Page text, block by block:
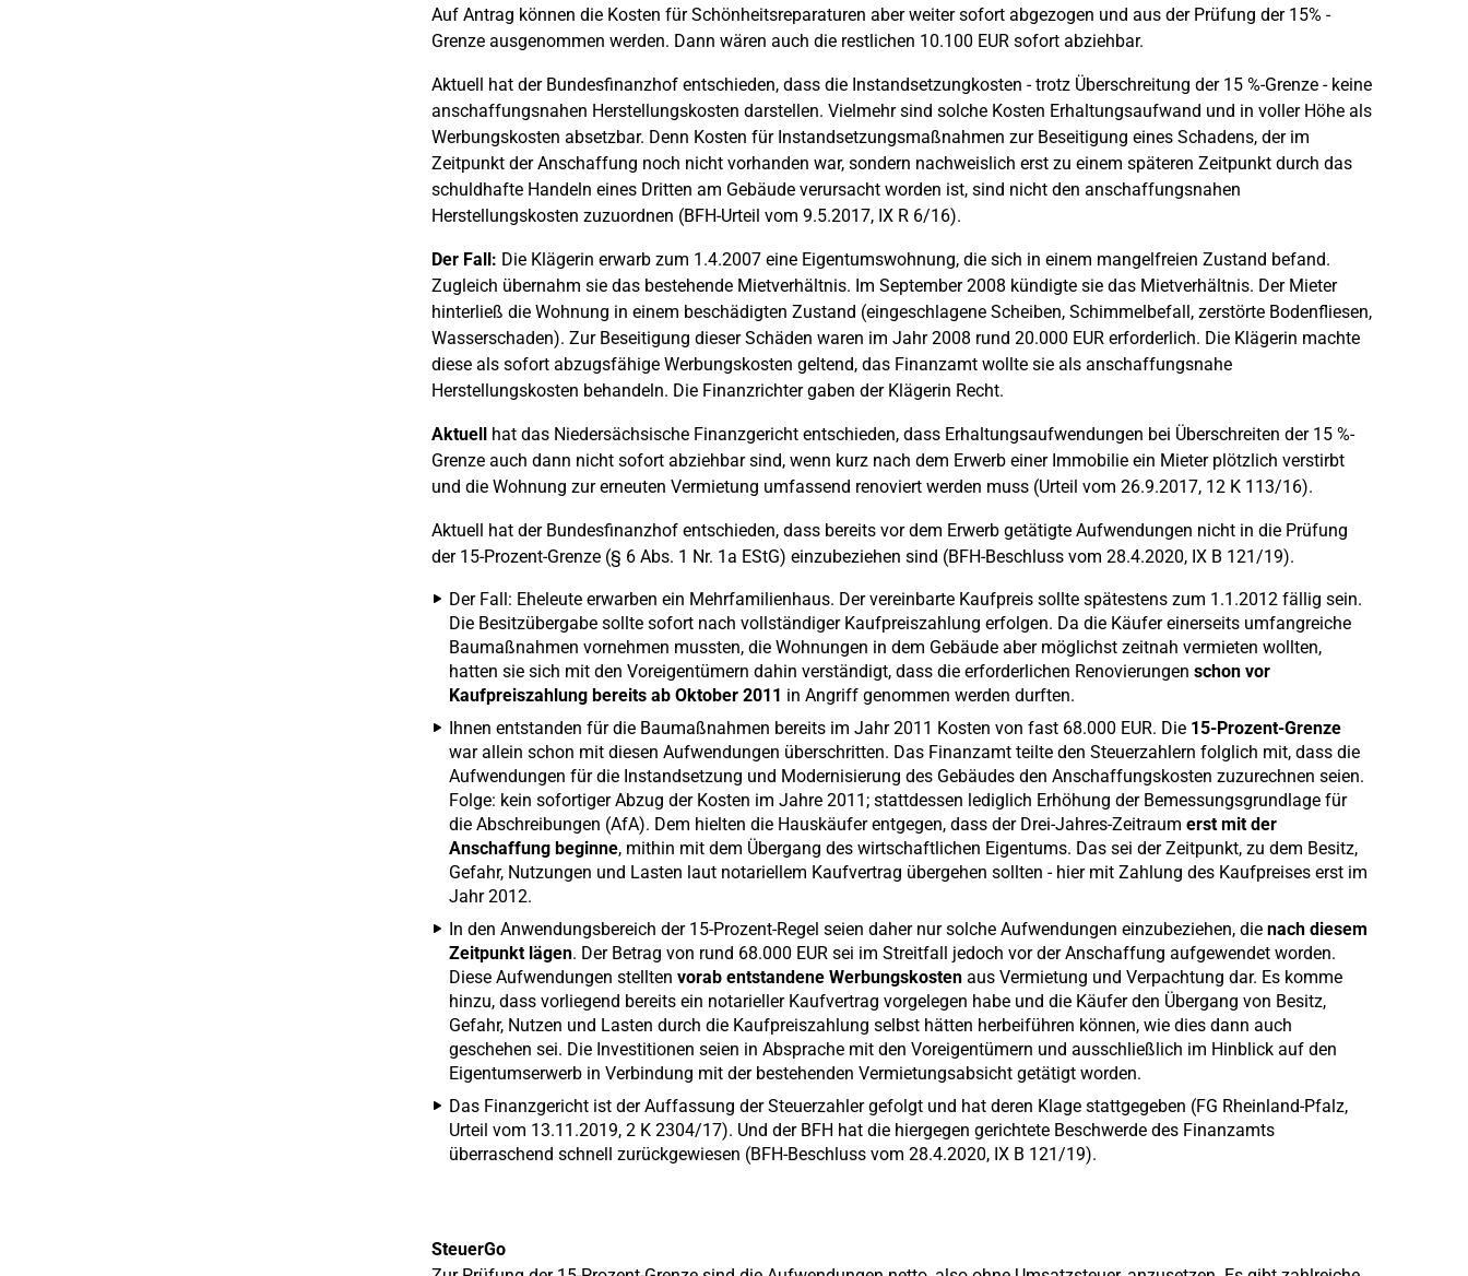
Auf Antrag können die Kosten für Schönheitsreparaturen aber weiter sofort abgezogen und aus der Prüfung der 15% -
Grenze ausgenommen werden. Dann wären auch die restlichen 10.100 EUR sofort abziehbar.
Aktuell hat der Bundesfinanzhof entschieden, dass die Instandsetzungkosten - trotz Überschreitung der 15 %-Grenze - keine
anschaffungsnahen Herstellungskosten darstellen. Vielmehr sind solche Kosten Erhaltungsaufwand und in voller Höhe als
Werbungskosten absetzbar. Denn Kosten für Instandsetzungsmaßnahmen zur Beseitigung eines Schadens, der im
Zeitpunkt der Anschaffung noch nicht vorhanden war, sondern nachweislich erst zu einem späteren Zeitpunkt durch das
schuldhafte Handeln eines Dritten am Gebäude verursacht worden ist, sind nicht den anschaffungsnahen
Herstellungskosten zuzuordnen (BFH-Urteil vom 9.5.2017, IX R 6/16).
Der Fall: Die Klägerin erwarb zum 1.4.2007 eine Eigentumswohnung, die sich in einem mangelfreien Zustand befand.
Zugleich übernahm sie das bestehende Mietverhältnis. Im September 2008 kündigte sie das Mietverhältnis. Der Mieter
hinterließ die Wohnung in einem beschädigten Zustand (eingeschlagene Scheiben, Schimmelbefall, zerstörte Bodenfliesen,
Wasserschaden). Zur Beseitigung dieser Schäden waren im Jahr 2008 rund 20.000 EUR erforderlich. Die Klägerin machte
diese als sofort abzugsfähige Werbungskosten geltend, das Finanzamt wollte sie als anschaffungsnahe
Herstellungskosten behandeln. Die Finanzrichter gaben der Klägerin Recht.
Aktuellhat das Niedersächsische Finanzgericht entschieden, dass Erhaltungsaufwendungen bei Überschreiten der 15 %-
Grenze auch dann nicht sofort abziehbar sind, wenn kurz nach dem Erwerb einer Immobilie ein Mieter plötzlich verstirbt
und die Wohnung zur erneuten Vermietung umfassend renoviert werden muss (Urteil vom 26.9.2017, 12 K 113/16).
Aktuell hat der Bundesfinanzhof entschieden, dass bereits vor dem Erwerb getätigte Aufwendungen nicht in die Prüfung
der 15-Prozent-Grenze (§ 6 Abs. 1 Nr. 1a EStG) einzubeziehen sind (BFH-Beschluss vom 28.4.2020, IX B 121/19).
Der Fall: Eheleute erwarben ein Mehrfamilienhaus. Der vereinbarte Kaufpreis sollte spätestens zum 1.1.2012 fällig sein.
Die Besitzübergabe sollte sofort nach vollständiger Kaufpreiszahlung erfolgen. Da die Käufer einerseits umfangreiche
Baumaßnahmen vornehmen mussten, die Wohnungen in dem Gebäude aber möglichst zeitnah vermieten wollten,
hatten sie sich mit den Voreigentümern dahin verständigt, dass die erforderlichen Renovierungen schon vor
Kaufpreiszahlung bereits ab Oktober 2011 in Angriff genommen werden durften.
Ihnen entstanden für die Baumaßnahmen bereits im Jahr 2011 Kosten von fast 68.000 EUR. Die 15-Prozent-Grenze
war allein schon mit diesen Aufwendungen überschritten. Das Finanzamt teilte den Steuerzahlern folglich mit, dass die
Aufwendungen für die Instandsetzung und Modernisierung des Gebäudes den Anschaffungskosten zuzurechnen seien.
Folge: kein sofortiger Abzug der Kosten im Jahre 2011; stattdessen lediglich Erhöhung der Bemessungsgrundlage für
die Abschreibungen (AfA). Dem hielten die Hauskäufer entgegen, dass der Drei-Jahres-Zeitraum erst mit der
Anschaffung beginne, mithin mit dem Übergang des wirtschaftlichen Eigentums. Das sei der Zeitpunkt, zu dem Besitz,
Gefahr, Nutzungen und Lasten laut notariellem Kaufvertrag übergehen sollten - hier mit Zahlung des Kaufpreises erst im
Jahr 2012.
In den Anwendungsbereich der 15-Prozent-Regel seien daher nur solche Aufwendungen einzubeziehen, die nach diesem
Zeitpunkt lägen. Der Betrag von rund 68.000 EUR sei im Streitfall jedoch vor der Anschaffung aufgewendet worden.
Diese Aufwendungen stellten vorab entstandene Werbungskostenaus Vermietung und Verpachtung dar. Es komme
hinzu, dass vorliegend bereits ein notarieller Kaufvertrag vorgelegen habe und die Käufer den Übergang von Besitz,
Gefahr, Nutzen und Lasten durch die Kaufpreiszahlung selbst hätten herbeiführen können, wie dies dann auch
geschehen sei. Die Investitionen seien in Absprache mit den Voreigentümern und ausschließlich im Hinblick auf den
Eigentumserwerb in Verbindung mit der bestehenden Vermietungsabsicht getätigt worden.
Das Finanzgericht ist der Auffassung der Steuerzahler gefolgt und hat deren Klage stattgegeben (FG Rheinland-Pfalz,
Urteil vom 13.11.2019, 2 K 2304/17). Und der BFH hat die hiergegen gerichtete Beschwerde des Finanzamts
überraschend schnell zurückgewiesen (BFH-Beschluss vom 28.4.2020, IX B 121/19).
SteuerGo